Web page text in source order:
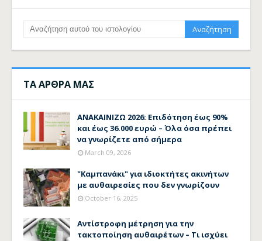
ΤΑ ΑΡΘΡΑ ΜΑΣ
ΑΝΑΚΑΙΝΙΖΩ 2026: Επιδότηση έως 90%
και έως 36.000 ευρώ – Όλα όσα πρέπει
να γνωρίζετε από σήμερα
March 09, 2026
"Καμπανάκι" για ιδιοκτήτες ακινήτων
με αυθαιρεσίες που δεν γνωρίζουν
October 16, 2025
Αντίστροφη μέτρηση για την
τακτοποίηση αυθαιρέτων – Τι ισχύει